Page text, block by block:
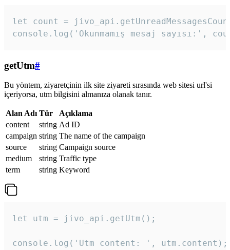
let count =
console.log('Okunmamış mesaj sayısı:',
getUtm#
Bu yöntem, ziyaretçinin ilk site ziyareti sırasında web sitesi url'si
içeriyorsa, utm bilgisini almanıza olanak tanır.
Alan Adı Tür
Açıklama
content
string Ad ID
campaign string The name of the campaign
source
string Campaign source
medium
string Traffic type
term
string Keyword
let utm = jivo_api.getUtm();
console.log('Utm content: ', utm.content);